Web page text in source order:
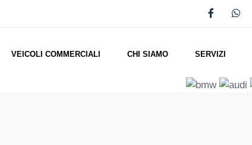
VEICOLI COMMERCIALI CHI SIAMO SERVIZI